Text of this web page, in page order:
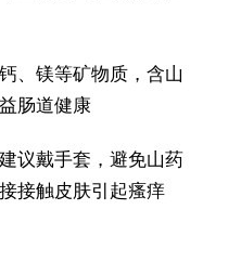
、镁等矿物质，含山
肠道健康
议戴手套，避免山药
接触皮肤引起瘙痒